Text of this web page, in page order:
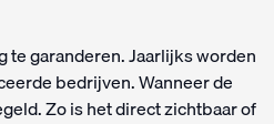
garanderen. Jaarlijks worden
bedrijven. Wanneer de
Zo is het direct zichtbaar of